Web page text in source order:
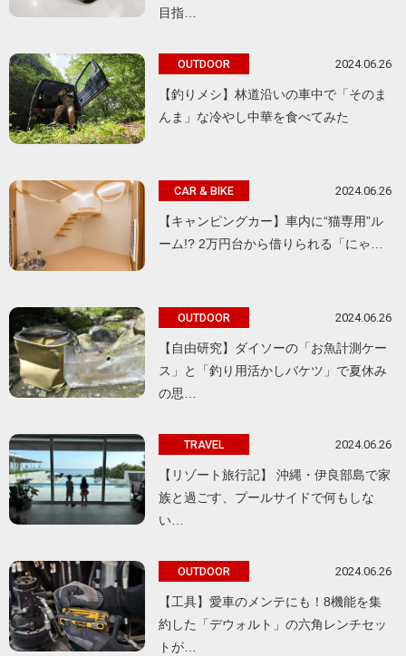
目指…
OUTDOOR 2024.06.26
【釣りメシ】林道沿いの車中で「そのま
んま」な冷やし中華を食べてみた
CAR & BIKE 2024.06.26
【キャンピングカー】車内に“猫専用”ル
ーム!? 2万円台から借りられる「にゃ…
OUTDOOR 2024.06.26
【自由研究】ダイソーの「お魚計測ケー
ス」と「釣り用活かしバケツ」で夏休み
の思…
TRAVEL 2024.06.26
【リゾート旅行記】 沖縄・伊良部島で家
族と過ごす、プールサイドで何もしな
い…
OUTDOOR 2024.06.26
【工具】愛車のメンテにも！8機能を集
約した「デウォルト」の六角レンチセッ
トが…